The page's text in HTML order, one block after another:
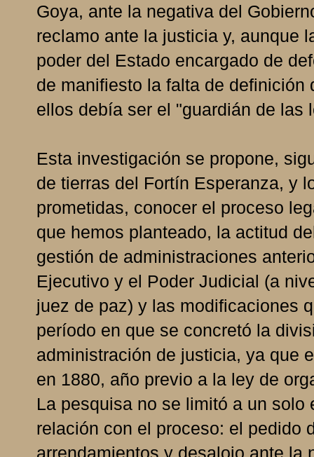
Goya, ante la negativa del
reclamo ante la justicia y, aunque
poder del Estado encargado de
de manifiesto la falta de
ellos debía ser el "guardián de las
Esta investigación se propone,
de tierras del Fortín Esperanza, y
prometidas, conocer el proceso
que hemos planteado, la actitud
gestión de administraciones
Ejecutivo y el Poder Judicial (a
juez de paz) y las modificaciones
período en que se concretó la
administración de justicia, ya que
en 1880, año previo a la ley de
La pesquisa no se limitó a un
relación con el proceso: el pedido
arrendamientos y desalojo ante la